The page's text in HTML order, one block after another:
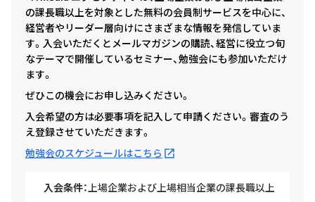
の課長職以上を対象とした無料の会員制サービスを中心に、
経営者やリーダー層向けにさまざまな情報を発信していま
す。入会いただくとメールマガジンの購読、経営に役立つ旬
なテーマで開催しているセミナー、勉強会にも参加いただけ
ます。
ぜひこの機会にお申し込みください。
入会希望の方は必要事項を記入して申請ください。審査のう
え登録させていただきます。
勉強会のスケジュールはこちら
入会条件：上場企業および上場相当企業の課長職以上